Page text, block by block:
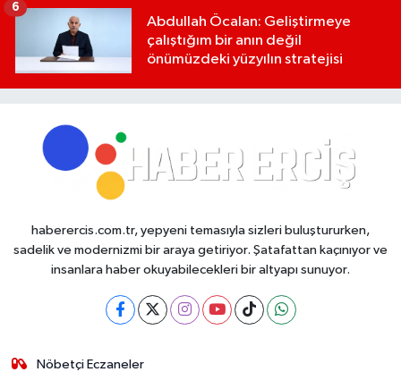
Abdullah Öcalan: Geliştirmeye
çalıştığım bir anın değil
önümüzdeki yüzyılın stratejisi
6
haberercis.com.tr, yepyeni temasıyla sizleri buluştururken,
sadelik ve modernizmi bir araya getiriyor. Şatafattan kaçınıyor ve
insanlara haber okuyabilecekleri bir altyapı sunuyor.
Nöbetçi Eczaneler